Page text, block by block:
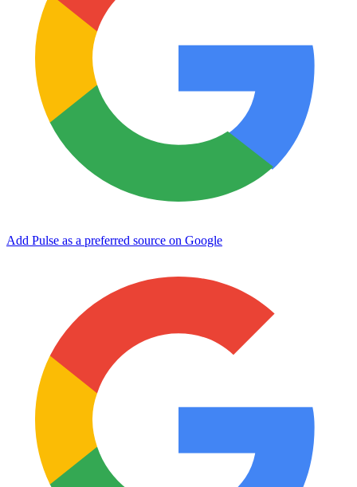
Add Pulse as a preferred source on Google